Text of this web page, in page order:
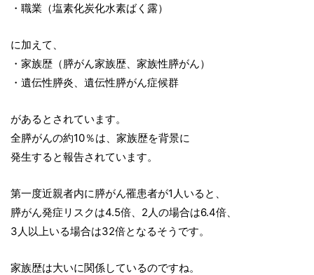
・職業（塩素化炭化水素ばく露）
に加えて、
・家族歴（膵がん家族歴、家族性膵がん）
・遺伝性膵炎、遺伝性膵がん症候群
があるとされています。
全膵がんの約10％は、家族歴を背景に
発生すると報告されています。
第一度近親者内に膵がん罹患者が1人いると、
膵がん発症リスクは4.5倍、2人の場合は6.4倍、
3人以上いる場合は32倍となるそうです。
家族歴は大いに関係しているのですね。